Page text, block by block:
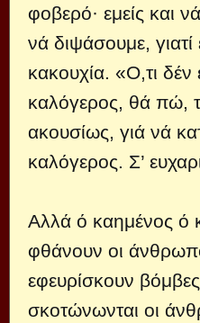
φοβερό· εμείς και
νά διψάσουμε, γιατί
κακουχία. «Ο,τι
καλόγερος, θά πώ,
ακουσίως, γιά νά
καλόγερος. Σ’
Αλλά ό καημένος ό
φθάνουν οι
εφευρίσκουν
σκοτώνωνται οι